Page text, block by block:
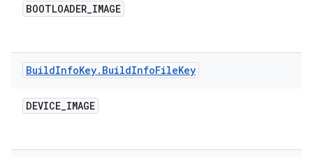
BOOTLOADER_IMAGE
BuildInfoKey. BuildInfoFileKey
DEVICE_IMAGE